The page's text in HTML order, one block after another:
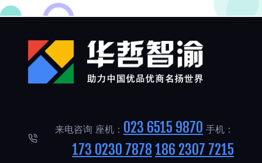
来电咨询 座机： 023 6515 9870 手机：
173 0230 7878 186 2307 7215